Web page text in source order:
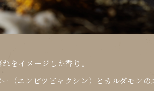
れをイメージした香り。
（エンピツビャクシン）とカルダモン